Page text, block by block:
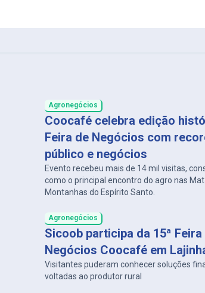
Agronegócios
Coocafé celebra edição
Feira de Negócios com
público e negócios
Evento recebeu mais de 14 mil visitas,
como o principal encontro do agro nas
Montanhas do Espírito Santo.
Agronegócios
Sicoob participa da 15ª Feira
Negócios Coocafé em
Visitantes puderam conhecer soluções
voltadas ao produtor rural